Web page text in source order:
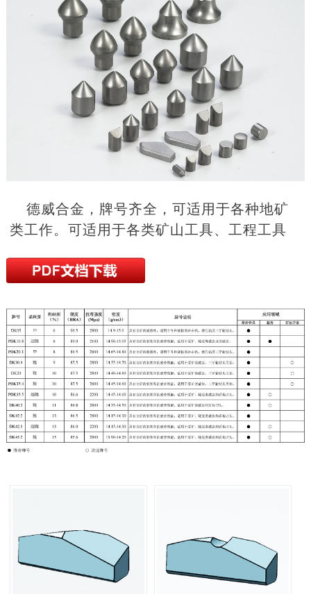
德威合金，牌号齐全，可适用于各种地矿
类工作。可适用于各类矿山工具、工程工具